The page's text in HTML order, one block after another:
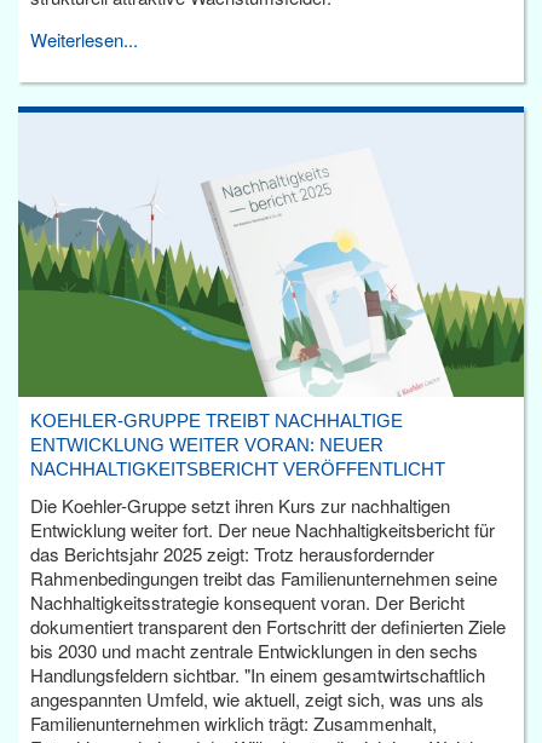
Weiterlesen...
KOEHLER-GRUPPE TREIBT NACHHALTIGE
ENTWICKLUNG WEITER VORAN: NEUER
NACHHALTIGKEITSBERICHT VERÖFFENTLICHT
Die Koehler-Gruppe setzt ihren Kurs zur nachhaltigen
Entwicklung weiter fort. Der neue Nachhaltigkeitsbericht für
das Berichtsjahr 2025 zeigt: Trotz herausfordernder
Rahmenbedingungen treibt das Familienunternehmen seine
Nachhaltigkeitsstrategie konsequent voran. Der Bericht
dokumentiert transparent den Fortschritt der definierten Ziele
bis 2030 und macht zentrale Entwicklungen in den sechs
Handlungsfeldern sichtbar. "In einem gesamtwirtschaftlich
angespannten Umfeld, wie aktuell, zeigt sich, was uns als
Familienunternehmen wirklich trägt: Zusammenhalt,